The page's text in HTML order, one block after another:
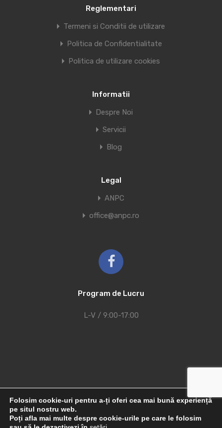
Reglementari
Termeni si Conditii de utilizare
Politica de Confidentialitate
Politica de utilizare cookies
Informatii
Despre Noi
Servicii
Blog
Legal
ANPC
office@anpc.ro
Program de Lucru
L-V / 9:00-17:00
© 2021 - 2026 Etalon-Imobiliare.ro | Toate drepturile
rezervate
Folosim cookie-uri pentru a-ți oferi cea mai bună experiență
pe situl nostru web.
Poți afla mai multe despre cookie-urile pe care le folosim